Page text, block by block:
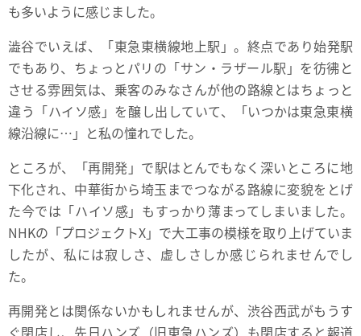
も多いように感じました。
澁谷でいえば、「東急東横線地上駅」。終点であり始発駅
でもあり、ちょっとパリの「サン・ラザール駅」を彷彿と
させる雰囲気は、乗客のみなさんが他の路線とはちょっと
違う「ハイソ感」を醸し出していて、「いつかは東急東横
線沿線に…」と私の憧れでした。
ところが、「再開発」で駅はとんでもなく深いところに地
下化され、中華街から埼玉までつながる路線に変貌をとげ
た今では「ハイソ感」もすっかり薄まってしまいました。
NHKの「プロジェクトX」で大工事の模様を取り上げていま
したが、私には寂しさ、虚しさしか感じられませんでし
た。
再開発とは関係ないかもしれませんが、渋谷西武がもうす
ぐ閉店し、先日ハンズ（旧東急ハンズ）も閉店すると報道